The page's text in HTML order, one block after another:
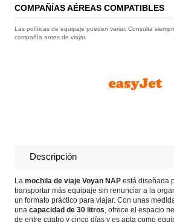
COMPAÑÍAS AÉREAS COMPATIBLES
Las políticas de equipaje pueden variar. Consulta
compañía antes de viajar.
Descripción
La mochila de viaje Voyan NAP está diseñada
transportar más equipaje sin renunciar a la
un formato práctico para viajar. Con unas
una capacidad de 30 litros, ofrece el espacio
de entre cuatro y cinco días y es apta como